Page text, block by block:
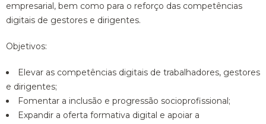
empresarial, bem como para o reforço das competências
digitais de gestores e dirigentes.
Objetivos:
Elevar as competências digitais de trabalhadores, gestores
e dirigentes;
Fomentar a inclusão e progressão socioprofissional;
Expandir a oferta formativa digital e apoiar a